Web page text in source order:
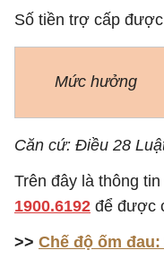
Số tiền trợ cấp
Mức hưởng
Căn cứ: Điều 28
Trên đây là thông tin
1900.6192 để được
>> Chế độ ốm